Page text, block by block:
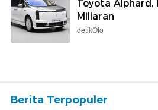
Toyota Alphard,
Miliaran
detikOto
Berita Terpopuler